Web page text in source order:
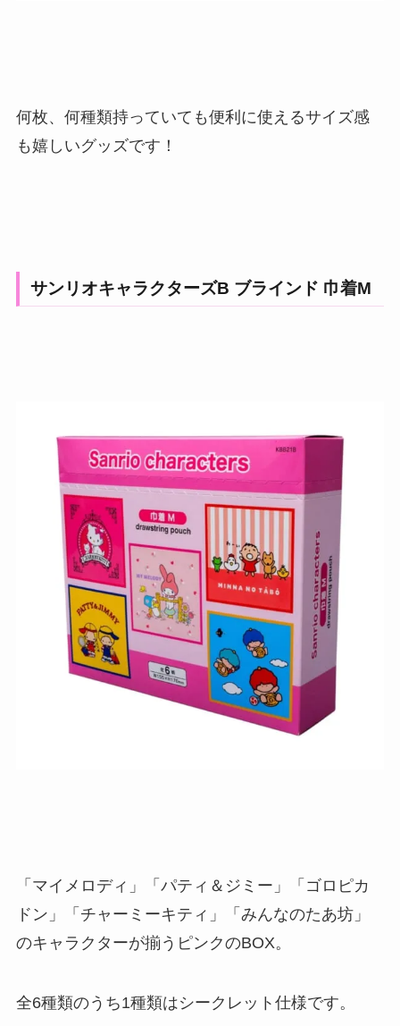
何枚、何種類持っていても便利に使えるサイズ感
も嬉しいグッズです！
サンリオキャラクターズB ブラインド 巾着M
「マイメロディ」「パティ＆ジミー」「ゴロピカ
ドン」「チャーミーキティ」「みんなのたあ坊」
のキャラクターが揃うピンクのBOX。
全6種類のうち1種類はシークレット仕様です。